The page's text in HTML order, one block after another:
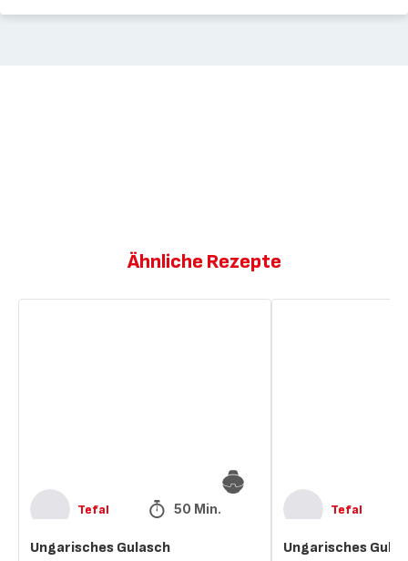
Ähnliche Rezepte
Tefal 50 Min.
Ungarisches Gulasch
Tefal
Ungarisches